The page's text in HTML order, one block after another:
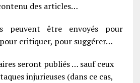
des articles…
peuvent être envoyés pour
critiquer, pour suggérer…
seront publiés … sauf ceux
injurieuses (dans ce cas,